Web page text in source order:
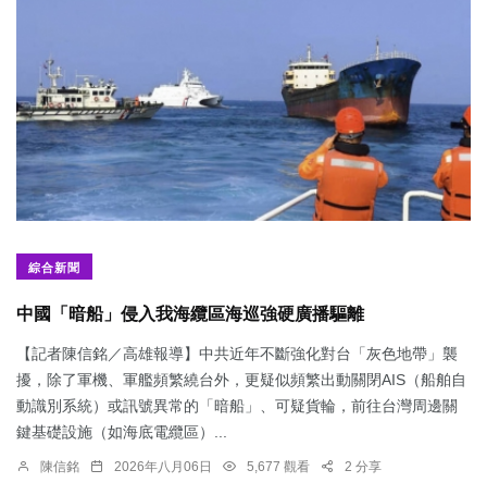
綜合新聞
中國「暗船」侵入我海纜區海巡強硬廣播驅離
【記者陳信銘／高雄報導】中共近年不斷強化對台「灰色地帶」襲
擾，除了軍機、軍艦頻繁繞台外，更疑似頻繁出動關閉AIS（船舶自
動識別系統）或訊號異常的「暗船」、可疑貨輪，前往台灣周邊關
鍵基礎設施（如海底電纜區）...
陳信銘 2026年八月06日 5,677 觀看 2 分享